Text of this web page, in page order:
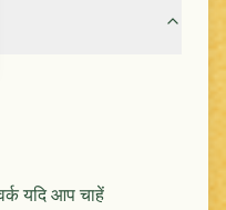
यदि आप चाहें